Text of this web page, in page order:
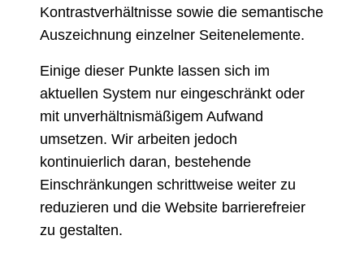
Kontrastverhältnisse sowie die semantische
Auszeichnung einzelner Seitenelemente.
Einige dieser Punkte lassen sich im
aktuellen System nur eingeschränkt oder
mit unverhältnismäßigem Aufwand
umsetzen. Wir arbeiten jedoch
kontinuierlich daran, bestehende
Einschränkungen schrittweise weiter zu
reduzieren und die Website barrierefreier
zu gestalten.